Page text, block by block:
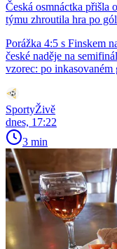
Česká osmnáctka přišla
týmu zhroutila hra po
Porážka 4:5 s Finskem
české naděje na
vzorec: po
SportyŽivě
dnes, 17:22
3 min